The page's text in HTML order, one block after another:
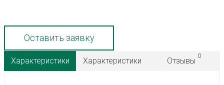
Оставить заявку
Характеристики Характеристики Отзывы
0